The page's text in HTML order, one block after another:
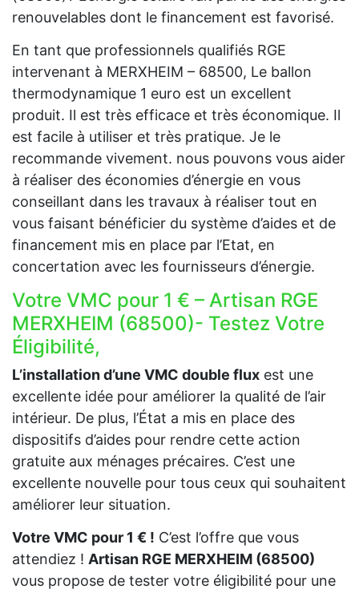
renouvelables dont le financement est favorisé.
En tant que professionnels qualifiés RGE
intervenant à MERXHEIM – 68500, Le ballon
thermodynamique 1 euro est un excellent
produit. Il est très efficace et très économique. Il
est facile à utiliser et très pratique. Je le
recommande vivement. nous pouvons vous aider
à réaliser des économies d’énergie en vous
conseillant dans les travaux à réaliser tout en
vous faisant bénéficier du système d’aides et de
financement mis en place par l’Etat, en
concertation avec les fournisseurs d’énergie.
Votre VMC pour 1 € – Artisan RGE
MERXHEIM (68500)- Testez Votre
Éligibilité,
L’installation d’une VMC double flux est une
excellente idée pour améliorer la qualité de l’air
intérieur. De plus, l’État a mis en place des
dispositifs d’aides pour rendre cette action
gratuite aux ménages précaires. C’est une
excellente nouvelle pour tous ceux qui souhaitent
améliorer leur situation.
Votre VMC pour 1 € ! C’est l’offre que vous
attendiez ! Artisan RGE MERXHEIM (68500)
vous propose de tester votre éligibilité pour une